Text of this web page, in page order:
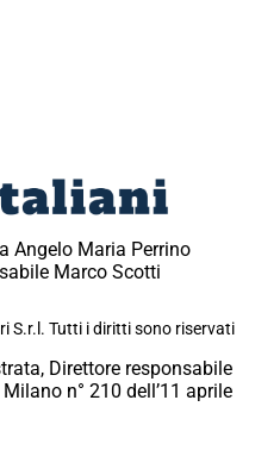
Angelo Maria Perrino
Marco Scotti
S.r.l. Tutti i diritti sono riservati
Direttore responsabile
n° 210 dell’11 aprile